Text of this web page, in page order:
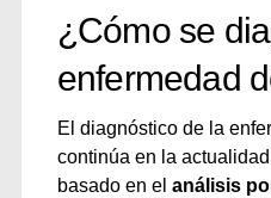
¿Cómo se
enfermedad
El diagnóstico de la
continúa en la
basado en el análisis